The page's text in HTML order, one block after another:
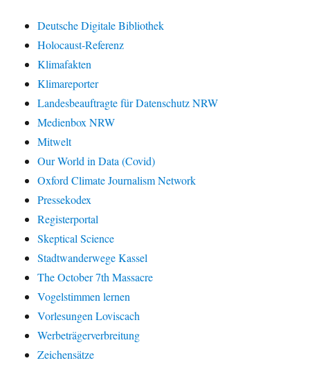
Deutsche Digitale Bibliothek
Holocaust-Referenz
Klimafakten
Klimareporter
Landesbeauftragte für Datenschutz NRW
Medienbox NRW
Mitwelt
Our World in Data (Covid)
Oxford Climate Journalism Network
Pressekodex
Registerportal
Skeptical Science
Stadtwanderwege Kassel
The October 7th Massacre
Vogelstimmen lernen
Vorlesungen Loviscach
Werbeträgerverbreitung
Zeichensätze